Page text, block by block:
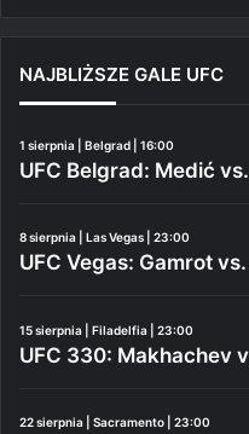
NAJBLIŻSZE GALE UFC
1 sierpnia | Belgrad | 16:00
UFC Belgrad: Medić
8 sierpnia | Las Vegas | 23:00
UFC Vegas: Gamrot
15 sierpnia | Filadelfia | 23:00
UFC 330: Makhachev
22 sierpnia | Sacramento | 23:00